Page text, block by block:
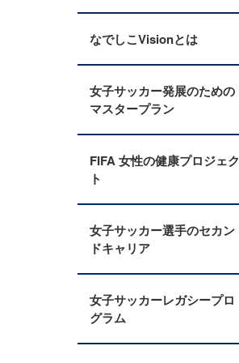
なでしこVisionとは
女子サッカー発展のための
マスタープラン
FIFA 女性の健康プロジェク
ト
女子サッカー選手のセカン
ドキャリア
女子サッカーレガシープロ
グラム